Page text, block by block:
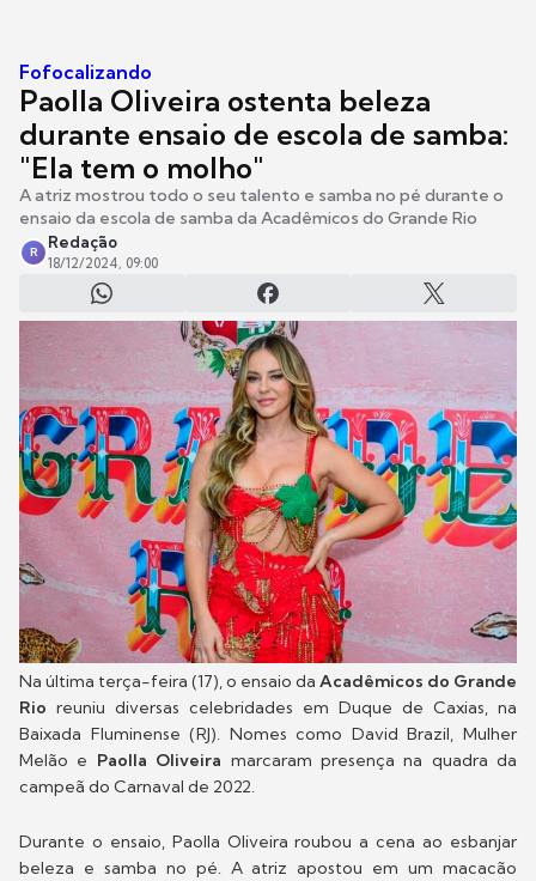
Fofocalizando
Paolla Oliveira ostenta beleza
durante ensaio de escola de samba:
"Ela tem o molho"
A atriz mostrou todo o seu talento e samba no pé durante o
ensaio da escola de samba da Acadêmicos do Grande Rio
R
Redação
18/12/2024, 09:00
Na última terça-feira (17), o ensaio da Acadêmicos do Grande
Rio reuniu diversas celebridades em Duque de Caxias, na
Baixada Fluminense (RJ). Nomes como David Brazil, Mulher
Melão e Paolla Oliveira marcaram presença na quadra da
campeã do Carnaval de 2022.
Durante o ensaio, Paolla Oliveira roubou a cena ao esbanjar
beleza e samba no pé. A atriz apostou em um macacão